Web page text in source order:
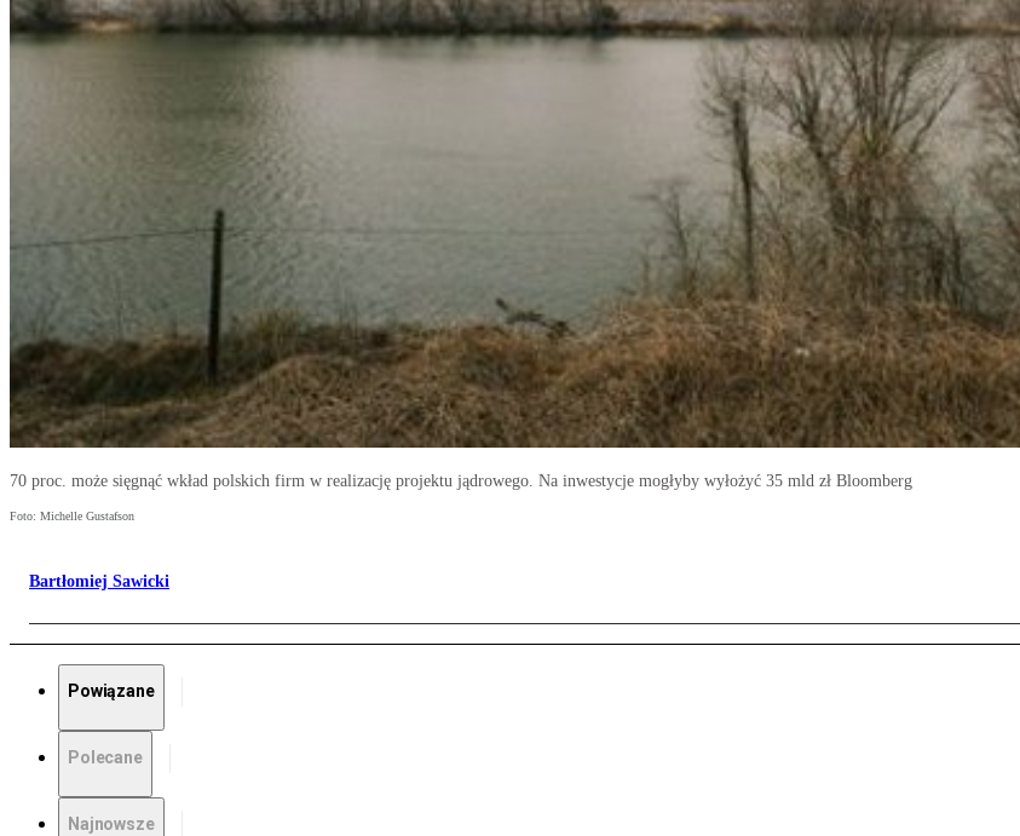
70 proc. może sięgnąć wkład polskich firm w realizację projektu jądrowego. Na inwestycje mogłyby wyłożyć 35 mld zł Bloomberg
Foto: Michelle Gustafson
Bartłomiej Sawicki
Powiązane
Polecane
Najnowsze